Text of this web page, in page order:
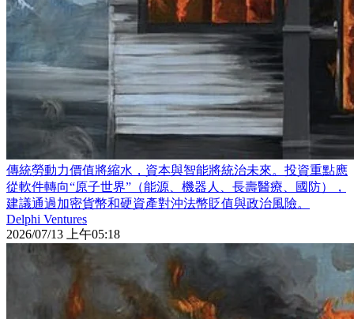
傳統勞動力價值將縮水，資本與智能將統治未來。投資重點應
從軟件轉向“原子世界”（能源、機器人、長壽醫療、國防），
建議通過加密貨幣和硬資產對沖法幣貶值與政治風險。
Delphi Ventures
2026/07/13 上午05:18